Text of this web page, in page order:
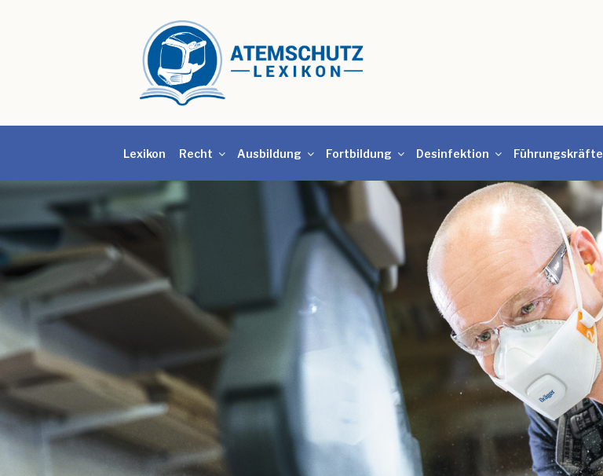
Lexikon Recht Ausbildung Fortbildung Desinfektion Führungskräfte